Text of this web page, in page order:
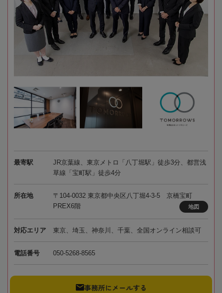
最寄駅
JR京葉線、東京メトロ「八丁堀駅」徒歩3分、都営浅
草線「宝町駅」徒歩4分
所在地
〒104-0032 東京都中央区八丁堀4-3-5 京橋宝町
PREX6階
地図
対応エリア 東京、埼玉、神奈川、千葉、全国オンライン相談可
電話番号 050-5268-8565
事務所にメールする